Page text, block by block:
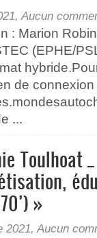
Aucun
: Marion
(EPHE/
de
...
Toulhoat
»
2021,Aucun